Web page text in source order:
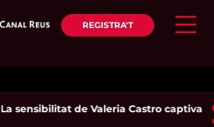
REGISTRA'T
La sensibilitat de Valeria Castro captiva